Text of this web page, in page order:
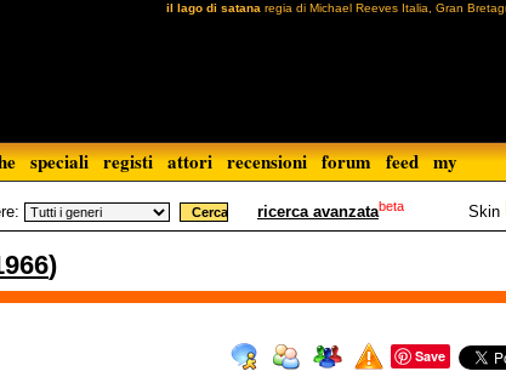
il lago di satana regia di Michael Reeves Italia, Gran
speciali registi attori recensioni forum feed my
Skin
ricerca avanzatabeta
)
Save